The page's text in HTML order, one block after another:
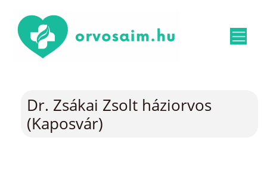
Dr. Zsákai Zsolt háziorvos
(Kaposvár)